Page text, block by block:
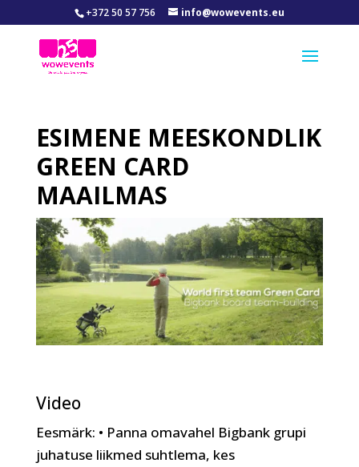
+372 50 57 756 info@wowevents.eu
ESIMENE MEESKONDLIK
GREEN CARD
MAAILMAS
Video
Eesmärk: • Panna omavahel Bigbank grupi
juhatuse liikmed suhtlema, kes